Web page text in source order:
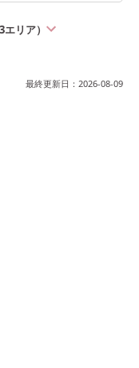
3エリア）
最終更新日： 2026-08-09